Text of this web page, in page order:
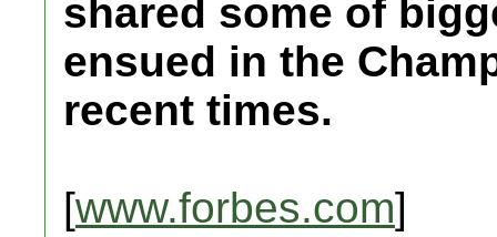
shared some of
ensued in the
recent times.
[www.forbes.com]